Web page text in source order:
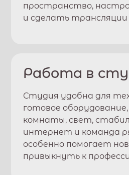
пространство,
и сделать
Работа в
Студия удобна для
готовое
комнаты, свет,
интернет и команда
особенно помогает
привыкнуть к